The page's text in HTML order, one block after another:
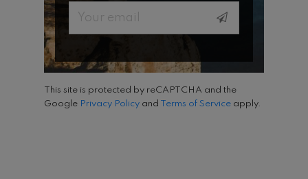
Email
This site is protected by reCAPTCHA and the
Google Privacy Policy and Terms of Service apply.